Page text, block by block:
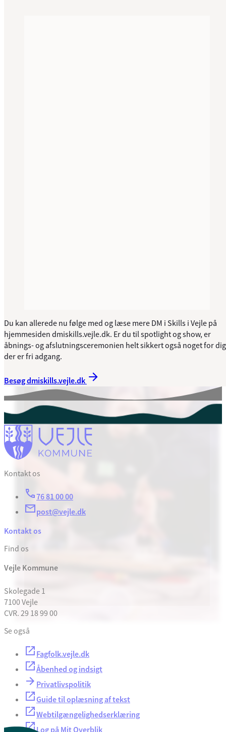
Du kan allerede nu følge med og læse mere DM i Skills i Vejle på
hjemmesiden dmiskills.vejle.dk. Er du til spotlight og show, er
åbnings- og afslutningsceremonien helt sikkert også noget for
der er fri adgang.
Besøg dmiskills.vejle.dk
Kontakt os
76 81 00 00
post@vejle.dk
Kontakt os
Find os
Vejle Kommune
Skolegade 1
7100 Vejle
CVR. 29 18 99 00
Se også
Fagfolk.vejle.dk
Åbenhed og indsigt
Privatlivspolitik
Guide til oplæsning af tekst
Webtilgængelighedserklæring